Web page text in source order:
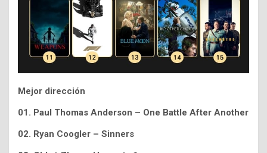
Mejor dirección
01. Paul Thomas Anderson – One Battle After Another
02. Ryan Coogler – Sinners